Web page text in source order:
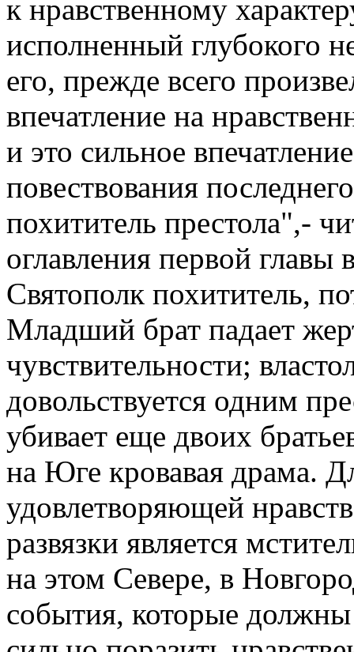
к нравственному
исполненный глубокого
его, прежде всего
впечатление на
и это сильное
повествования
похититель престола",-
оглавления первой главы
Святополк похититель,
Младший брат падает
чувствительности;
довольствуется одним
убивает еще двоих
на Юге кровавая драма.
удовлетворяющей
развязки является
на этом Севере, в
события, которые